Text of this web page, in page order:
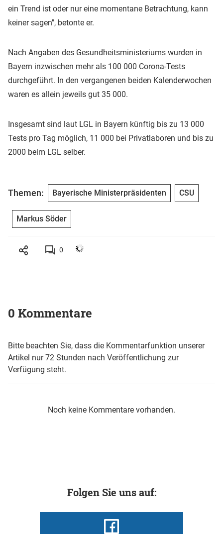
ein Trend ist oder nur eine momentane Betrachtung, kann
keiner sagen", betonte er.
Nach Angaben des Gesundheitsministeriums wurden in
Bayern inzwischen mehr als 100 000 Corona-Tests
durchgeführt. In den vergangenen beiden Kalenderwochen
waren es allein jeweils gut 35 000.
Insgesamt sind laut LGL in Bayern künftig bis zu 13 000
Tests pro Tag möglich, 11 000 bei Privatlaboren und bis zu
2000 beim LGL selber.
Themen: Bayerische Ministerpräsidenten CSU
Markus Söder
0
0 Kommentare
Bitte beachten Sie, dass die Kommentarfunktion unserer
Artikel nur 72 Stunden nach Veröffentlichung zur
Verfügung steht.
Noch keine Kommentare vorhanden.
Folgen Sie uns auf: